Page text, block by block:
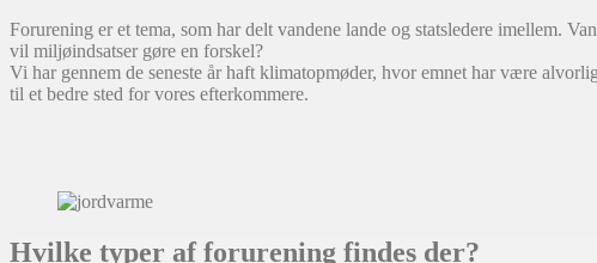
Forurening er et tema, som har delt vandene lande og statsledere imellem.
vil miljøindsatser gøre en forskel?
Vi har gennem de seneste år haft klimatopmøder, hvor emnet har være
til et bedre sted for vores efterkommere.
Hvilke typer af forurening findes der?